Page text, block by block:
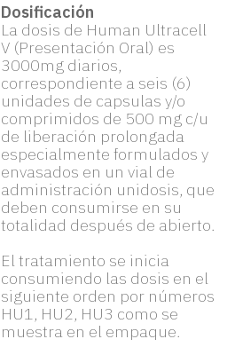
Dosificación
La dosis de Human Ultracell
V (Presentación Oral) es
3000mg diarios,
correspondiente a seis (6)
unidades de capsulas y/o
comprimidos de 500 mg c/u
de liberación prolongada
especialmente formulados y
envasados en un vial de
administración unidosis, que
deben consumirse en su
totalidad después de abierto.
El tratamiento se inicia
consumiendo las dosis en el
siguiente orden por números
HU1, HU2, HU3 como se
muestra en el empaque.